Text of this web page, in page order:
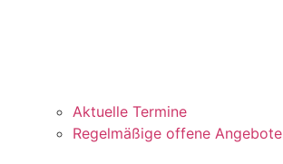
Aktuelle Termine
Regelmäßige offene Angebote